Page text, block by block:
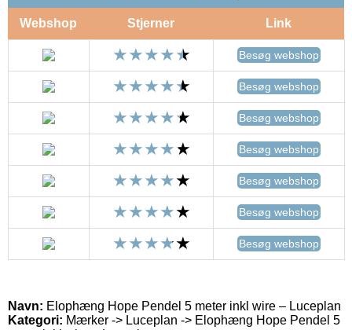
Webshop Stjerner Link
Besøg webshop
Besøg webshop
Besøg webshop
Besøg webshop
Besøg webshop
Besøg webshop
Besøg webshop
Navn: Elophæng Hope Pendel 5 meter inkl wire – Luceplan
Kategori: Mærker -> Luceplan -> Elophæng Hope Pendel 5